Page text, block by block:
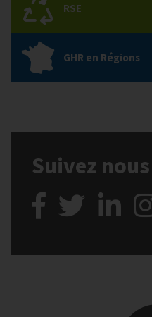
RSE
GHR en Régions
Suivez nous